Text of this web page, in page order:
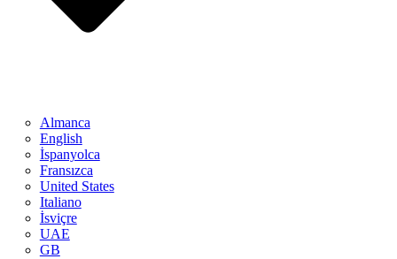
Almanca
English
İspanyolca
Fransızca
United States
Italiano
İsviçre
UAE
GB